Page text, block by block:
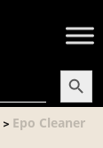
Search
> Epo Cleaner